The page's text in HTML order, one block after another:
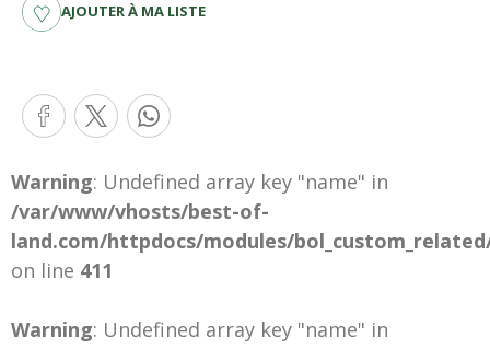
AJOUTER À MA LISTE
Warning: Undefined array key "name" in
/var/www/vhosts/best-of-
land.com/httpdocs/modules/
on line 411
Warning: Undefined array key "name" in